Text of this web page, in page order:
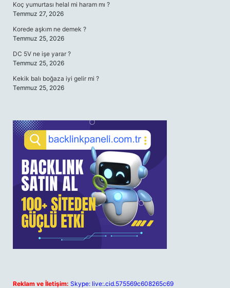
Koç yumurtası helal mi haram mı ?
Temmuz 27, 2026
Korede aşkım ne demek ?
Temmuz 25, 2026
DC 5V ne işe yarar ?
Temmuz 25, 2026
Kekik balı boğaza iyi gelir mi ?
Temmuz 25, 2026
Reklam ve İletişim: Skype: live:.cid.575569c608265c69